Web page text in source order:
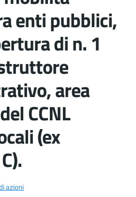
enti pubblici,
di n. 1
area
CCNL
(ex
azioni